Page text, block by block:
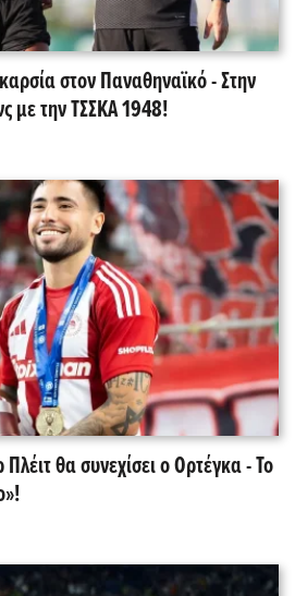
στον Παναθηναϊκό - Στην
με την ΤΣΣΚΑ 1948!
θα συνεχίσει ο Ορτέγκα - Το